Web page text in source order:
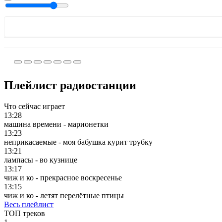
Плейлист радиостанции
Что сейчас играет
13:28
машина времени - марионетки
13:23
неприкасаемые - моя бабушка курит трубку
13:21
лампасы - во кузнице
13:17
чиж и ко - прекрасное воскресенье
13:15
чиж и ко - летят перелётные птицы
Весь плейлист
ТОП треков